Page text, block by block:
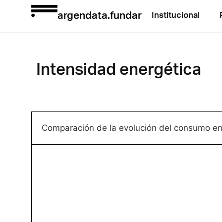
argendata.fundar Institucional
Intensidad energética
Comparación de la evolución del consumo